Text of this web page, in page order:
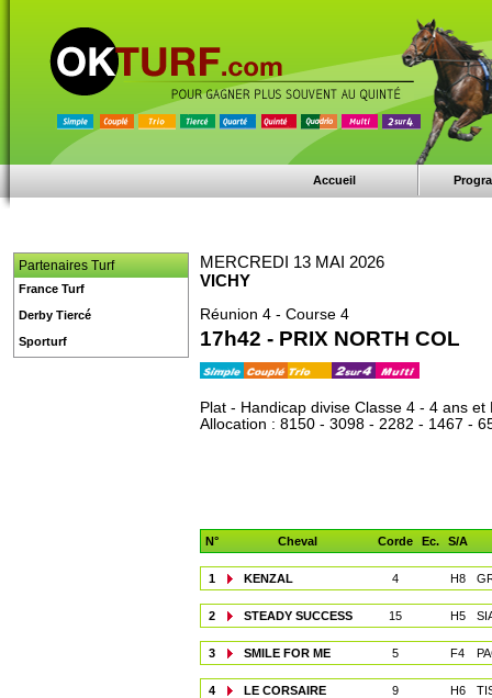
Accueil
MERCREDI 13 MAI 2026
VICHY
Réunion 4 - Course 4
17h42 - PRIX NORTH COL
Plat - Handicap divise Classe 4 - 4 ans
Allocation : 8150 - 3098 - 2282 - 1467 -
N° Cheval Corde Ec. S/A
1 KENZAL 4 H8
2 STEADY SUCCESS 15 H5
3 SMILE FOR ME 5 F4
4 LE CORSAIRE 9 H6
Partenaires Turf
France Turf
Derby Tiercé
Sporturf